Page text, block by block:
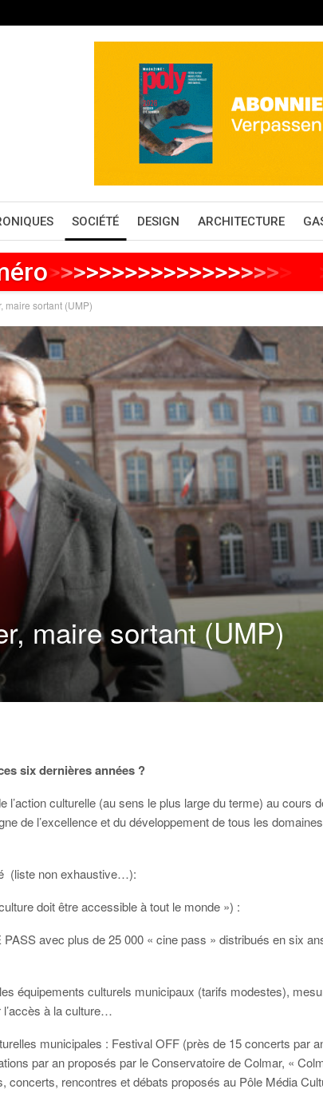
SOCIÉTÉ DESIGN ARCHITECTURE
>>>>>>>>>>>>>>>>>>
maire sortant (UMP)
maire sortant (UMP)
six dernières années ?
l’action culturelle (au sens le plus large du terme) au cours
de l’excellence et du développement de tous les
(liste non exhaustive…):
doit être accessible à tout le monde ») :
avec plus de 25 000 « cine pass » distribués en six
culturels municipaux (tarifs modestes),
à la culture…
municipales : Festival OFF (près de 15 concerts par
par an proposés par le Conservatoire de Colmar, «
concerts, rencontres et débats proposés au Pôle Média